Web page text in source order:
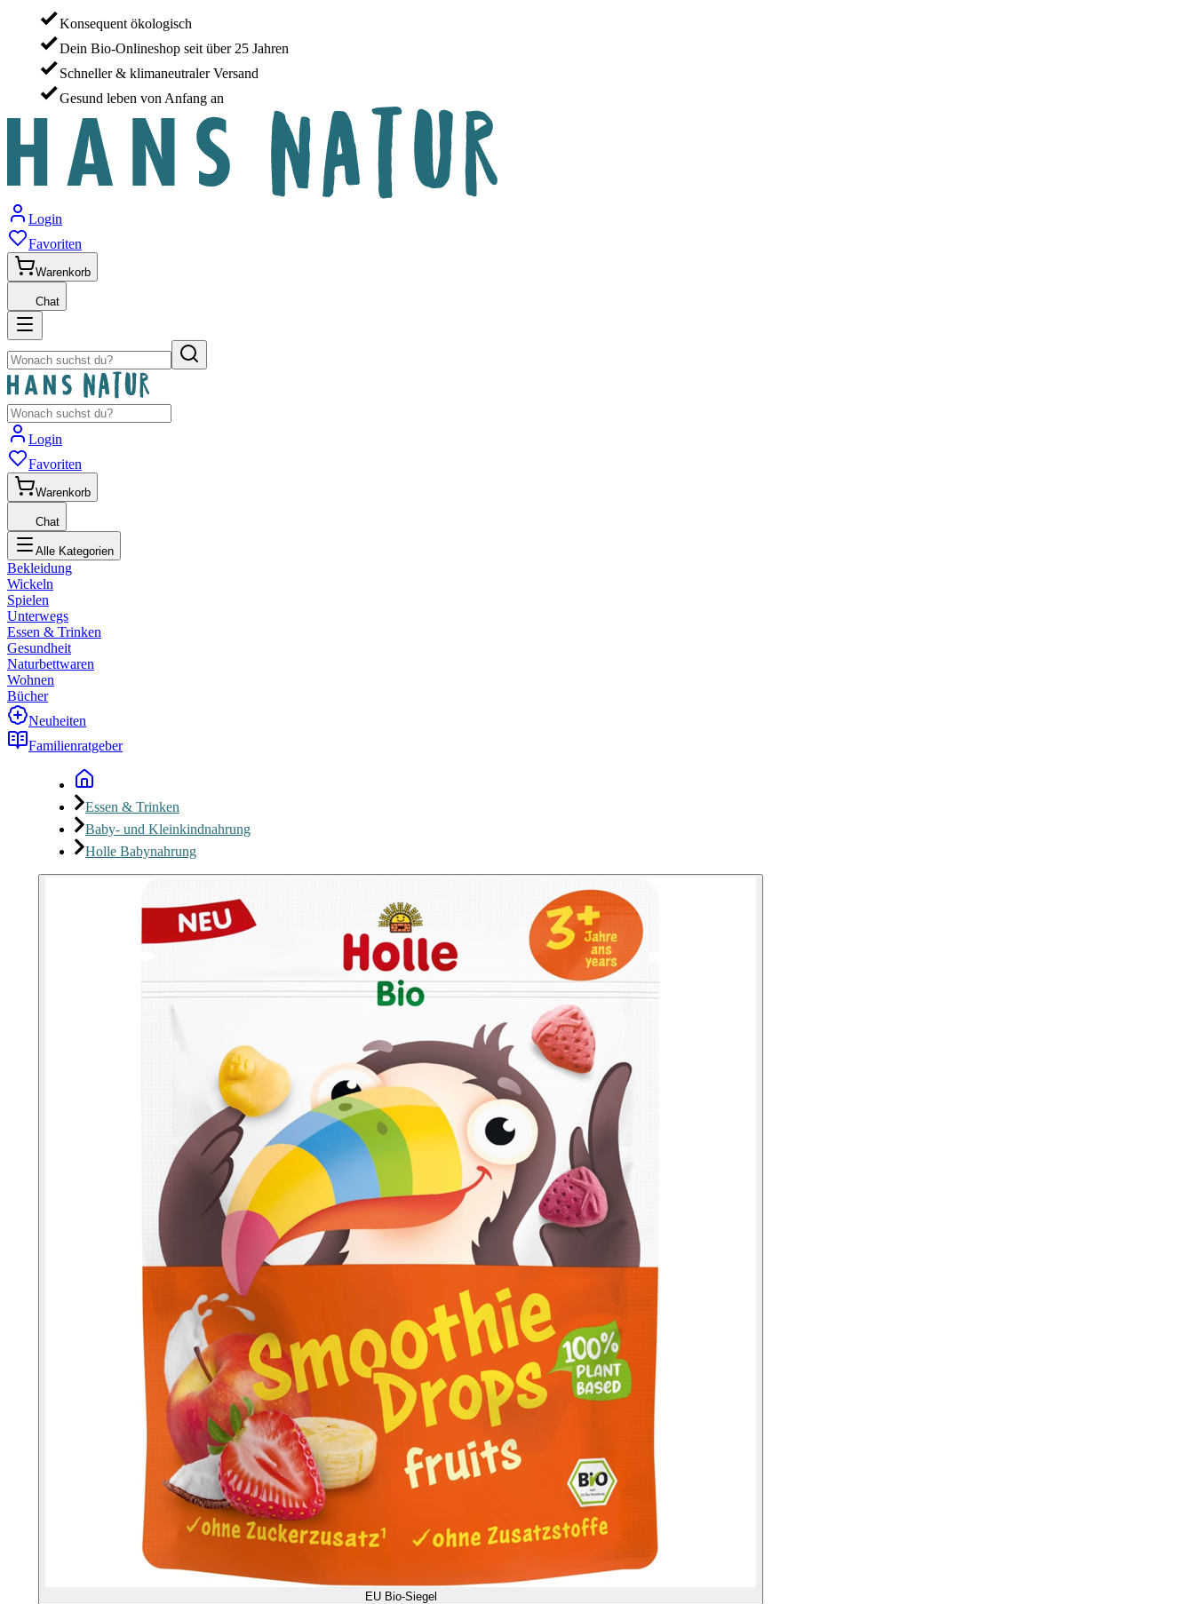
Konsequent ökologisch
Dein Bio-Onlineshop seit über 25 Jahren
Schneller & klimaneutraler Versand
Gesund leben von Anfang an
Login
Favoriten
Warenkorb
Chat
Login
Favoriten
Warenkorb
Chat
Alle Kategorien
Bekleidung
Wickeln
Spielen
Unterwegs
Essen & Trinken
Gesundheit
Naturbettwaren
Wohnen
Bücher
Neuheiten
Familienratgeber
Essen & Trinken
Baby- und Kleinkindnahrung
Holle Babynahrung
EU Bio-Siegel